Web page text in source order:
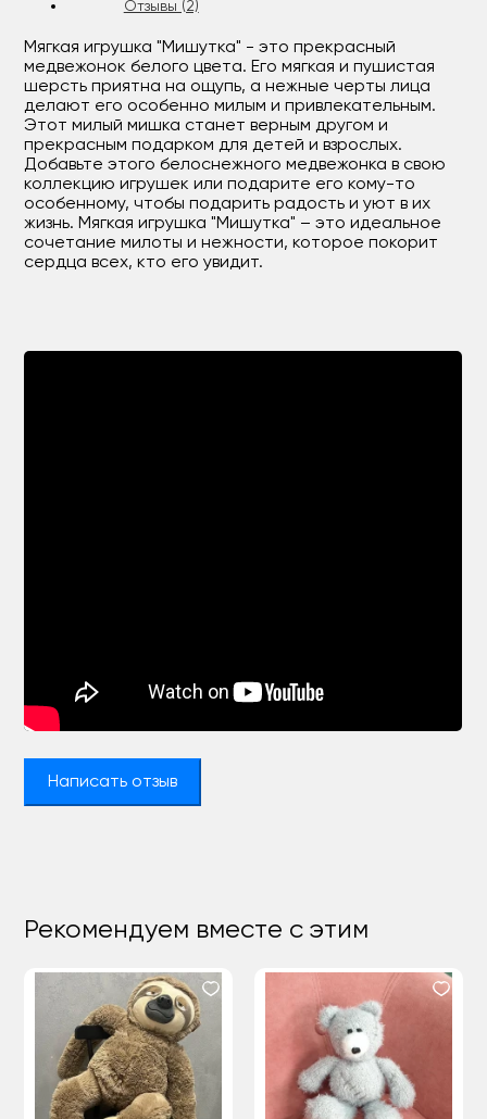
Отзывы (2)
Мягкая игрушка "Мишутка" - это прекрасный
медвежонок белого цвета. Его мягкая и пушистая
шерсть приятна на ощупь, а нежные черты лица
делают его особенно милым и привлекательным.
Этот милый мишка станет верным другом и
прекрасным подарком для детей и взрослых.
Добавьте этого белоснежного медвежонка в свою
коллекцию игрушек или подарите его кому-то
особенному, чтобы подарить радость и уют в их
жизнь. Мягкая игрушка "Мишутка" – это идеальное
сочетание милоты и нежности, которое покорит
сердца всех, кто его увидит.
Написать отзыв
Рекомендуем вместе с этим